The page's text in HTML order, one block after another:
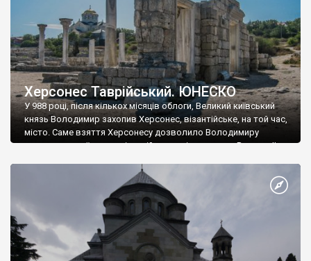
Херсонес Таврійський. ЮНЕСКО
У 988 році, після кількох місяців облоги, Великий київський
князь Володимир захопив Херсонес, візантійське, на той час,
місто. Саме взяття Херсонесу дозволило Володимиру
диктувати свої умови візантійському імператору Василю ІІ, та
Херсонесі Володимир-язичник, став Василем-християнином.
А потім було Хрещення Русі. На честь Херсонесу Таврійського